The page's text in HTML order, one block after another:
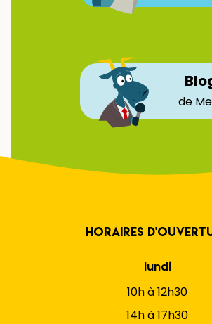
de
Horaires
lundi
10h à 12h30
14h à 17h30